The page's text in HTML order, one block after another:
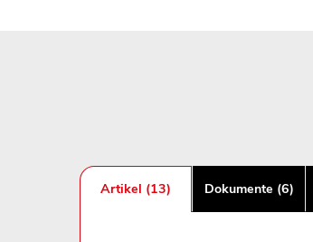
Artikel (13) Dokumente (6)